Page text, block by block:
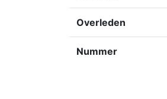
Overleden
Nummer